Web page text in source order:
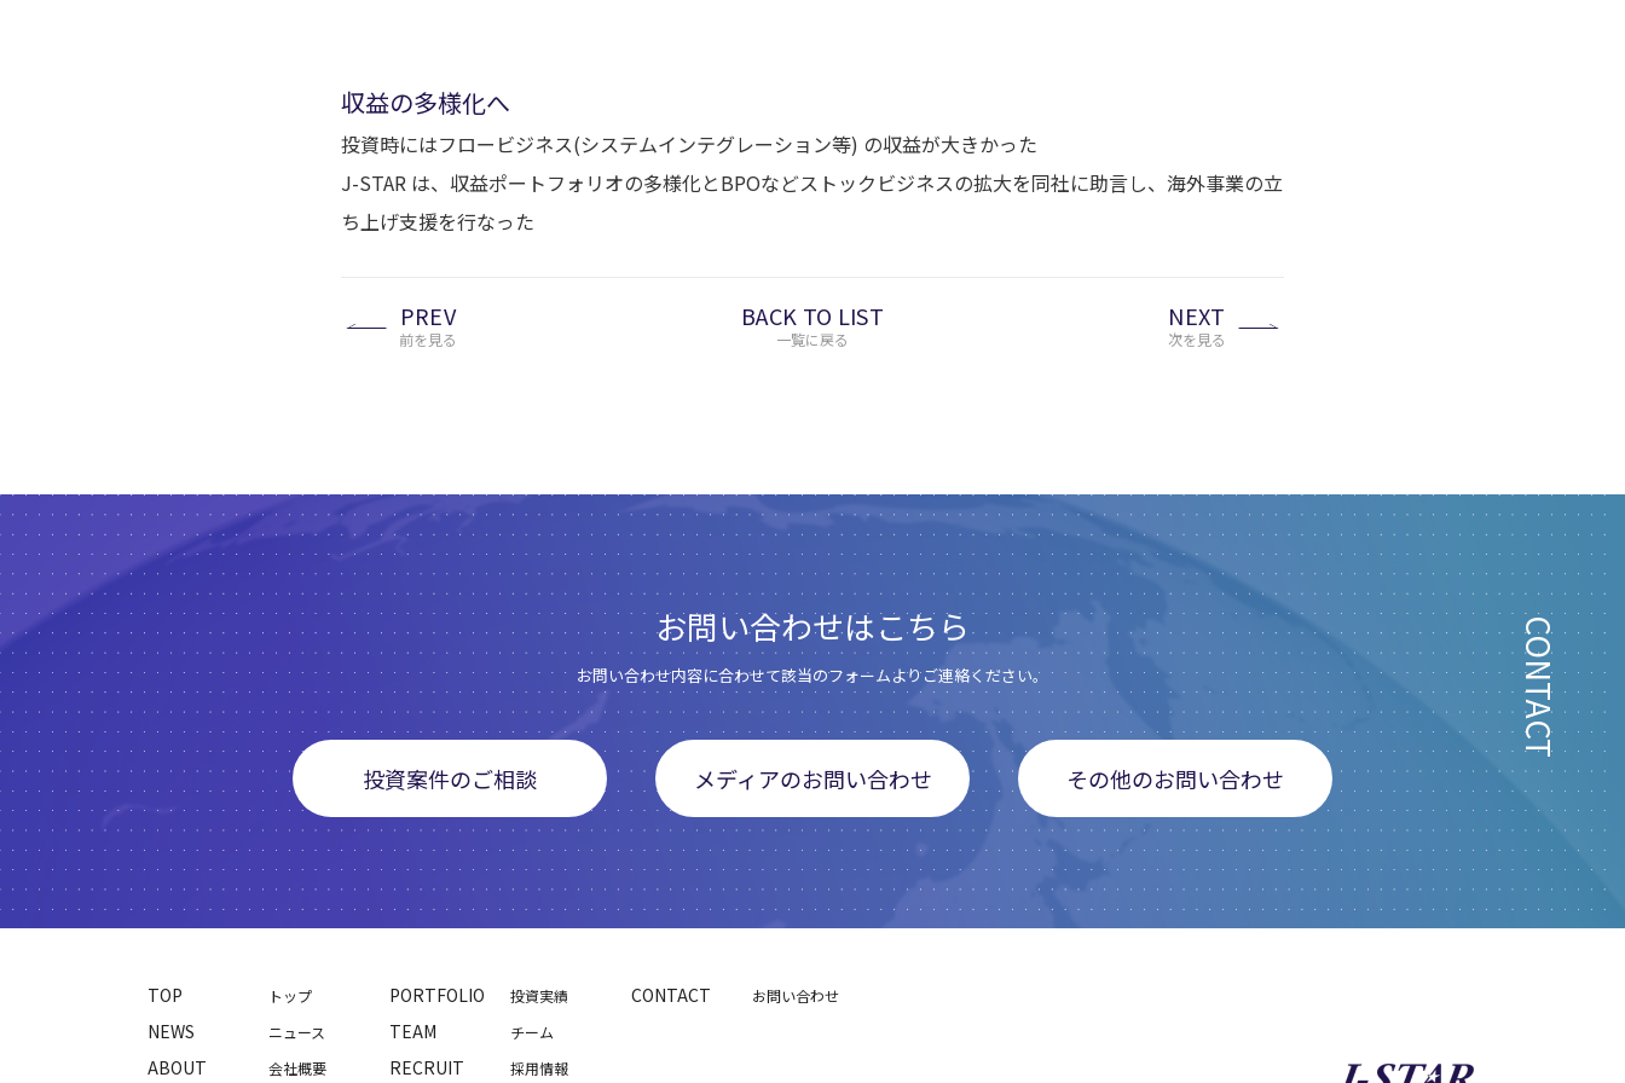
収益の多様化へ
投資時にはフロービジネス(システムインテグレーション等) の収益が大きかった
J-STAR は、収益ポートフォリオの多様化とBPOなどストックビジネスの拡大を同社に助言し、海外事業の立
ち上げ支援を行なった
PREV
前を見る
BACK TO LIST
一覧に戻る
NEXT
次を見る
CONTACT
お問い合わせはこちら
お問い合わせ内容に合わせて該当のフォームよりご連絡ください。
投資案件のご相談 メディアのお問い合わせ その他のお問い合わせ
TOP トップ
NEWS ニュース
ABOUT 会社概要
PORTFOLIO 投資実績
TEAM チーム
RECRUIT 採用情報
CONTACT お問い合わせ